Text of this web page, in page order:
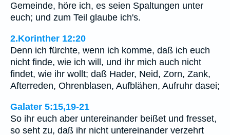
Gemeinde, höre ich, es seien Spaltungen unter
euch; und zum Teil glaube ich's.
2.Korinther 12:20
Denn ich fürchte, wenn ich komme, daß ich euch
nicht finde, wie ich will, und ihr mich auch nicht
findet, wie ihr wollt; daß Hader, Neid, Zorn, Zank,
Afterreden, Ohrenblasen, Aufblähen, Aufruhr dasei;
Galater 5:15,19-21
So ihr euch aber untereinander beißet und fresset,
so seht zu, daß ihr nicht untereinander verzehrt